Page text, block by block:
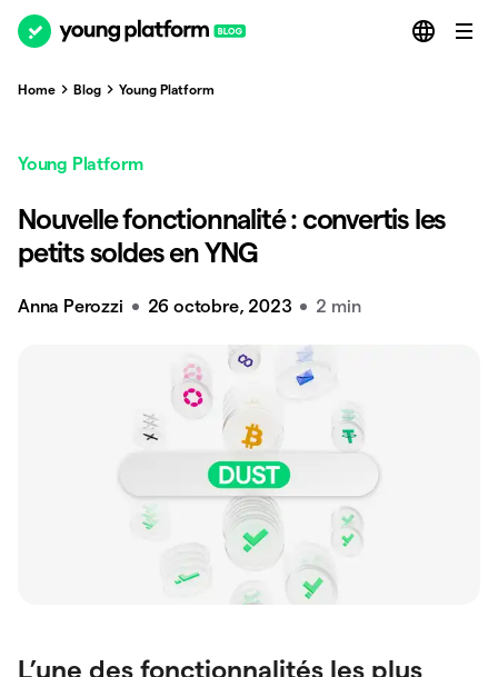
Home Blog Young Platform
Young Platform
Nouvelle fonctionnalité : convertis les
petits soldes en YNG
Anna Perozzi 26 octobre, 2023 2 min
L’une des fonctionnalités les plus